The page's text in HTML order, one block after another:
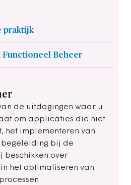
praktijk
Beheer
de uitdagingen waar u
om applicaties die niet
het implementeren van
bij de
beschikken over
het optimaliseren van